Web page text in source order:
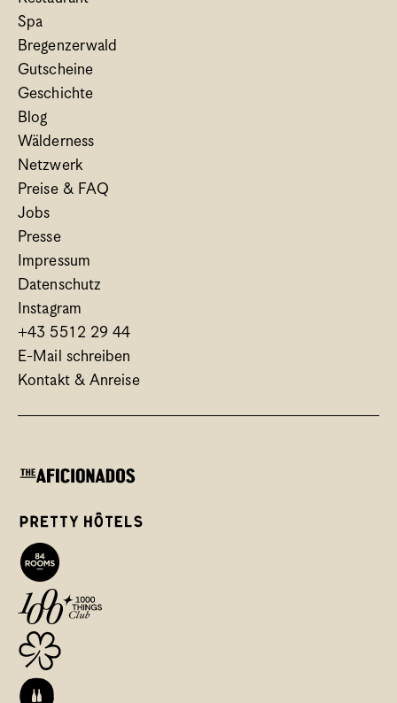
Spa
Bregenzerwald
Gutscheine
Geschichte
Blog
Wälderness
Netzwerk
Preise & FAQ
Jobs
Presse
Impressum
Datenschutz
Instagram
+43 5512 29 44
E-Mail schreiben
Kontakt & Anreise